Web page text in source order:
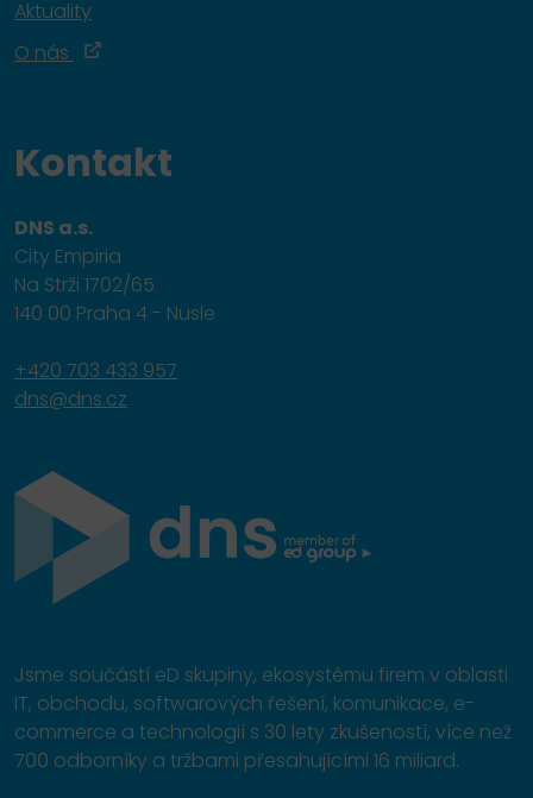
Aktuality
O nás
Kontakt
DNS a.s.
City Empiria
Na Strži 1702/65
140 00 Praha 4 - Nusle
+420 703 433 957
dns@dns.cz
Jsme součástí eD skupiny, ekosystému firem v oblasti
IT, obchodu, softwarových řešení, komunikace, e-
commerce a technologií s 30 lety zkušeností, více než
700 odborníky a tržbami přesahujícími 16 miliard.